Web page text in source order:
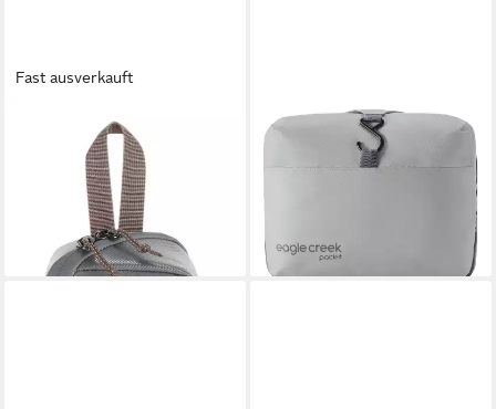
Fast ausverkauft
EAGLE CREEK
Kulturbeutel Gear Quick Trip
UVP 45,00 €
lieferbar - in 2-3 Werktagen bei dir
EAGLE CREEK
Kulturbeutel Reveal Hanging
Toiletry Kit
lieferbar - in 2-3 Werktagen bei dir